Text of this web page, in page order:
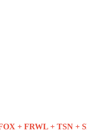
+ FRWL + TSN +